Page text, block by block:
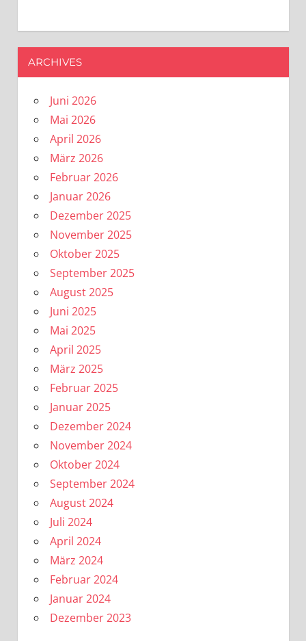
ARCHIVES
Juni 2026
Mai 2026
April 2026
März 2026
Februar 2026
Januar 2026
Dezember 2025
November 2025
Oktober 2025
September 2025
August 2025
Juni 2025
Mai 2025
April 2025
März 2025
Februar 2025
Januar 2025
Dezember 2024
November 2024
Oktober 2024
September 2024
August 2024
Juli 2024
April 2024
März 2024
Februar 2024
Januar 2024
Dezember 2023